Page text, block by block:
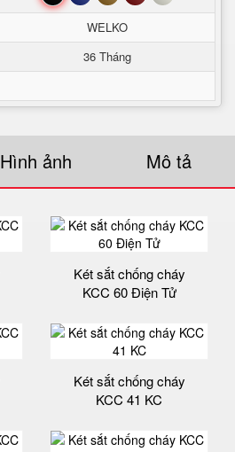
WELKO
36 Tháng
Hình ảnh Mô tả
Két sắt chống cháy
KCC 60 Điện Tử
Két sắt chống cháy
KCC 41 KC